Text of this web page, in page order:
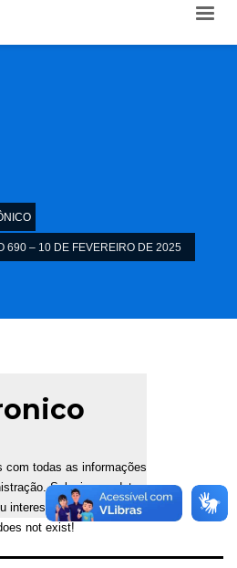
690 – 10 DE FEVEREIRO DE 2025
com todas as informações
Selecione a data
interesse.
not exist!